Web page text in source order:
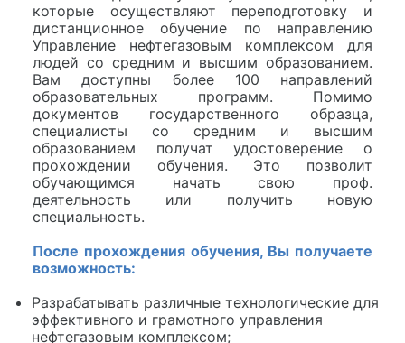
которые осуществляют переподготовку и
дистанционное обучение по направлению
Управление нефтегазовым комплексом для
людей со средним и высшим образованием.
Вам доступны более 100 направлений
образовательных программ. Помимо
документов государственного образца,
специалисты со средним и высшим
образованием получат удостоверение о
прохождении обучения. Это позволит
обучающимся начать свою проф.
деятельность или получить новую
специальность.
После прохождения обучения, Вы получаете
возможность:
Разрабатывать различные технологические для
эффективного и грамотного управления
нефтегазовым комплексом;